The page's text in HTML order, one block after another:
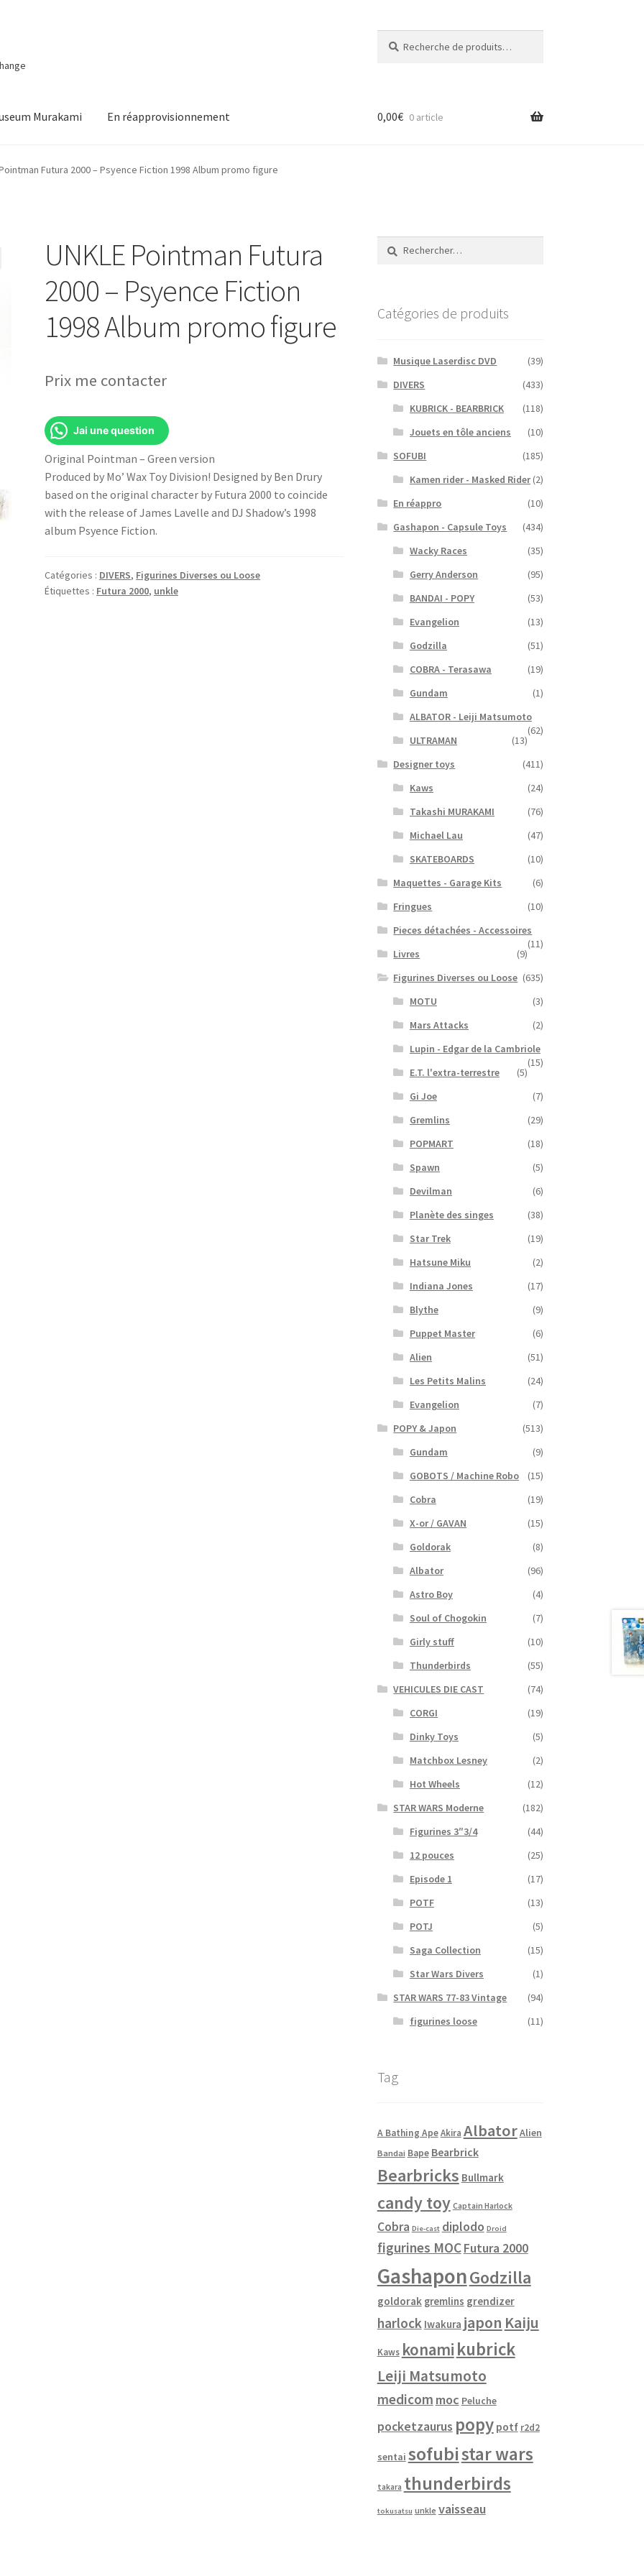
pour :
Murakami En réapprovisionnement 0,00€ 0 article
Pointman Futura 2000 – Psyence Fiction 1998 Album promo figure
UNKLE Pointman Futura
2000 – Psyence Fiction
1998 Album promo figure
Prix me contacter
Jai une question
Original Pointman – Green version
Produced by Mo’ Wax Toy Division! Designed by Ben Drury
based on the original character by Futura 2000 to coincide
with the release of James Lavelle and DJ Shadow’s 1998
album Psyence Fiction.
Catégories : DIVERS, Figurines Diverses ou Loose
Étiquettes : Futura 2000, unkle
Rechercher :
Catégories de produits
Musique Laserdisc DVD
(39)
DIVERS
(433)
KUBRICK - BEARBRICK
(118)
Jouets en tôle anciens
(10)
SOFUBI
(185)
Kamen rider - Masked Rider (2)
En réappro
(10)
Gashapon - Capsule Toys
(434)
Wacky Races
(35)
Gerry Anderson
(95)
BANDAI - POPY
(53)
Evangelion
(13)
Godzilla
(51)
COBRA - Terasawa
(19)
Gundam
(1)
ALBATOR - Leiji Matsumoto
(62)
ULTRAMAN
(13)
Designer toys
(411)
Kaws
(24)
Takashi MURAKAMI
(76)
Michael Lau
(47)
SKATEBOARDS
(10)
Maquettes - Garage Kits
(6)
Fringues
(10)
Pieces détachées - Accessoires
(11)
Livres
(9)
Figurines Diverses ou Loose (635)
MOTU
(3)
Mars Attacks
(2)
Lupin - Edgar de la Cambriole
(15)
E.T. l'extra-terrestre
(5)
Gi Joe
(7)
Gremlins
(29)
POPMART
(18)
Spawn
(5)
Devilman
(6)
Planète des singes
(38)
Star Trek
(19)
Hatsune Miku
(2)
Indiana Jones
(17)
Blythe
(9)
Puppet Master
(6)
Alien
(51)
Les Petits Malins
(24)
Evangelion
(7)
POPY & Japon
(513)
Gundam
(9)
GOBOTS / Machine Robo
(15)
Cobra
(19)
X-or / GAVAN
(15)
Goldorak
(8)
Albator
(96)
Astro Boy
(4)
Soul of Chogokin
(7)
Girly stuff
(10)
Thunderbirds
(55)
VEHICULES DIE CAST
(74)
CORGI
(19)
Dinky Toys
(5)
Matchbox Lesney
(2)
Hot Wheels
(12)
STAR WARS Moderne
(182)
Figurines 3″3/4
(44)
12 pouces
(25)
Episode 1
(17)
POTF
(13)
POTJ
(5)
Saga Collection
(15)
Star Wars Divers
(1)
STAR WARS 77-83 Vintage
(94)
figurines loose
(11)
Tag
A Bathing Ape Akira AlbatorAlien
Bandai Bape Bearbrick
Bearbricks Bullmark
candy toy Captain Harlock
Cobra Die-cast diplodo Droid
figurines MOCFutura 2000
GashaponGodzilla
goldorak gremlins grendizer
harlock Iwakura japon Kaiju
Kaws konami kubrick
Leiji Matsumoto
medicom moc Peluche
pocketzaurus popy potf r2d2
sentai sofubistar wars
takara thunderbirds
tokusatsu unkle vaisseau